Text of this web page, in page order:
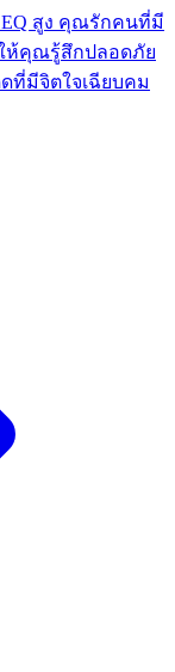
สูง คุณรักคนที่มี
ห้คุณรู้สึกปลอดภัย
ที่มีจิตใจเฉียบคม